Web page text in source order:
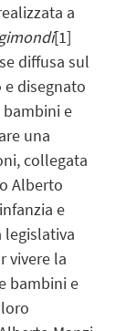
a
[1]
diffusa sul
disegnato
e
una
collegata
Alberto
e
legislativa
vivere la
bambini e